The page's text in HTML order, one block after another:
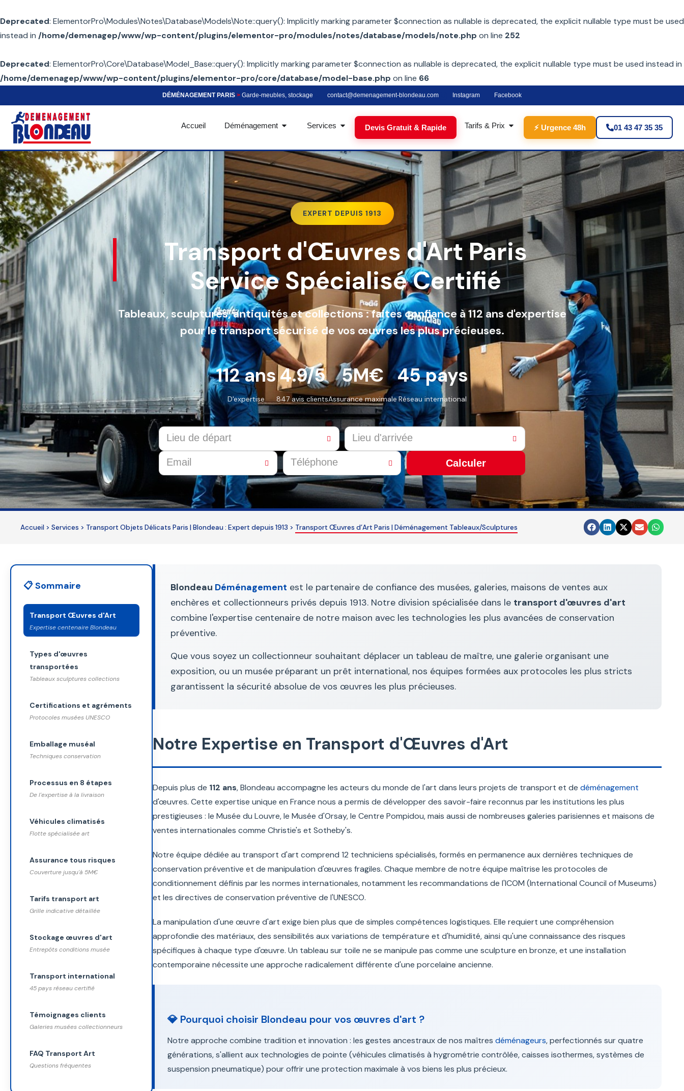
Deprecated: ElementorPro\Modules\Notes\Database\Models\Note::query(): Implicitly marking parameter $connection as nullable is deprecated, the explicit nullable type must be used
instead in /home/demenagep/www/wp-content/plugins/elementor-pro/modules/notes/database/models/note.php on line 252
Deprecated: ElementorPro\Core\Database\Model_Base::query(): Implicitly marking parameter $connection as nullable is deprecated, the explicit nullable type must be used instead in
/home/demenagep/www/wp-content/plugins/elementor-pro/core/database/model-base.php on line 66
DÉMÉNAGEMENT PARIS> Garde-meubles, stockage contact@demenagement-blondeau.com Instagram Facebook
Accueil Déménagement Services Devis Gratuit & Rapide Tarifs & Prix ⚡ Urgence 48h 01 43 47 35 35
EXPERT DEPUIS 1913
Transport d'Œuvres d'Art Paris
Service Spécialisé Certifié
Tableaux, sculptures, antiquités et collections : faites confiance à 112 ans d'expertise
pour le transport sécurisé de vos œuvres les plus précieuses.
112 ans
D'expertise
4.9/5
847 avis clients
5M€
Assurance maximale
45 pays
Réseau international
Calculer
field
should
be
Accueil > Services > Transport Objets Délicats Paris | Blondeau : Expert depuis 1913 > Transport Œuvres d’Art Paris | Déménagement Tableaux/Sculptures
📋 Sommaire
Transport Œuvres d'Art
Expertise centenaire Blondeau
Types d'œuvres
transportées
Tableaux sculptures collections
Certifications et agréments
Protocoles musées UNESCO
Emballage muséal
Techniques conservation
Processus en 8 étapes
De l'expertise à la livraison
Véhicules climatisés
Flotte spécialisée art
Assurance tous risques
Couverture jusqu'à 5M€
Tarifs transport art
Grille indicative détaillée
Stockage œuvres d'art
Entrepôts conditions musée
Transport international
45 pays réseau certifié
Témoignages clients
Galeries musées collectionneurs
FAQ Transport Art
Questions fréquentes
Blondeau Déménagement est le partenaire de confiance des musées, galeries, maisons de ventes aux
enchères et collectionneurs privés depuis 1913. Notre division spécialisée dans le transport d'œuvres d'art
combine l'expertise centenaire de notre maison avec les technologies les plus avancées de conservation
préventive.
Que vous soyez un collectionneur souhaitant déplacer un tableau de maître, une galerie organisant une
exposition, ou un musée préparant un prêt international, nos équipes formées aux protocoles les plus stricts
garantissent la sécurité absolue de vos œuvres les plus précieuses.
Notre Expertise en Transport d'Œuvres d'Art
Depuis plus de 112 ans, Blondeau accompagne les acteurs du monde de l'art dans leurs projets de transport et de déménagement
d'œuvres. Cette expertise unique en France nous a permis de développer des savoir-faire reconnus par les institutions les plus
prestigieuses : le Musée du Louvre, le Musée d'Orsay, le Centre Pompidou, mais aussi de nombreuses galeries parisiennes et maisons de
ventes internationales comme Christie's et Sotheby's.
Notre équipe dédiée au transport d'art comprend 12 techniciens spécialisés, formés en permanence aux dernières techniques de
conservation préventive et de manipulation d'œuvres fragiles. Chaque membre de notre équipe maîtrise les protocoles de
conditionnement définis par les normes internationales, notamment les recommandations de l'ICOM (International Council of Museums)
et les directives de conservation préventive de l'UNESCO.
La manipulation d'une œuvre d'art exige bien plus que de simples compétences logistiques. Elle requiert une compréhension
approfondie des matériaux, des sensibilités aux variations de température et d'humidité, ainsi qu'une connaissance des risques
spécifiques à chaque type d'œuvre. Un tableau sur toile ne se manipule pas comme une sculpture en bronze, et une installation
contemporaine nécessite une approche radicalement différente d'une porcelaine ancienne.
💎 Pourquoi choisir Blondeau pour vos œuvres d'art ?
Notre approche combine tradition et innovation : les gestes ancestraux de nos maîtres déménageurs, perfectionnés sur quatre
générations, s'allient aux technologies de pointe (véhicules climatisés à hygrométrie contrôlée, caisses isothermes, systèmes de
suspension pneumatique) pour offrir une protection maximale à vos biens les plus précieux.